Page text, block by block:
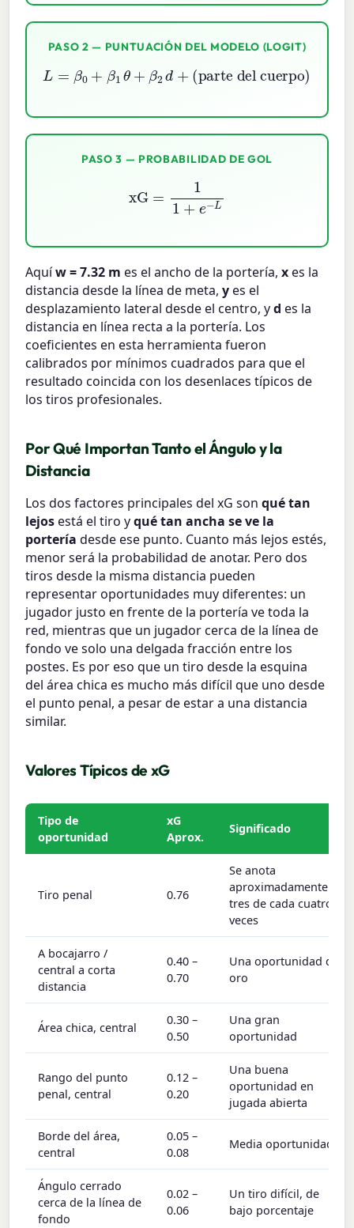
PASO 2 — PUNTUACIÓN DEL MODELO (LOGIT)
L =β0 β 1θ +β2 d +(parte del cuerpo)+
(situación)
PASO 3 — PROBABILIDAD DE GOL
e
Aquíw = 7.32 m es el ancho de la portería,xes la
distancia desde la línea de meta,yes el
desplazamiento lateral desde el centro, yd es la
distancia en línea recta a la portería. Los
coeficientes en esta herramienta fueron
calibrados por mínimos cuadrados para que el
resultado coincida con los desenlaces típicos de
los tiros profesionales.
Por Qué Importan Tanto el Ángulo y la
Distancia
Los dos factores principales del xG sonqué tan
lejosestá el tiro yqué tan ancha se ve la
portería desde ese punto. Cuanto más lejos estés,
menor será la probabilidad de anotar. Pero dos
tiros desde la misma distancia pueden
representar oportunidades muy diferentes: un
jugador justo en frente de la portería ve toda la
red, mientras que un jugador cerca de la línea de
fondo ve solo una delgada fracción entre los
postes. Es por eso que un tiro desde la esquina
del área chica es mucho más difícil que uno desde
el punto penal, a pesar de estar a una distancia
similar.
Valores Típicos de xG
Tipo de
oportunidad
xG
Aprox.
Significado
Tiro penal 0.76
Se anota
aproximadamente
tres de cada cuatro
veces
A bocajarro /
central a corta
distancia
0.40 –
0.70
Una oportunidad de
oro
Área chica, central
0.30 –
0.50
Una gran
oportunidad
Rango del punto
penal, central
0.12 –
0.20
Una buena
oportunidad en
jugada abierta
Borde del área,
central
0.05 –
0.08
Media oportunidad
Ángulo cerrado
cerca de la línea de
fondo
0.02 –
0.06
Un tiro difícil, de
bajo porcentaje